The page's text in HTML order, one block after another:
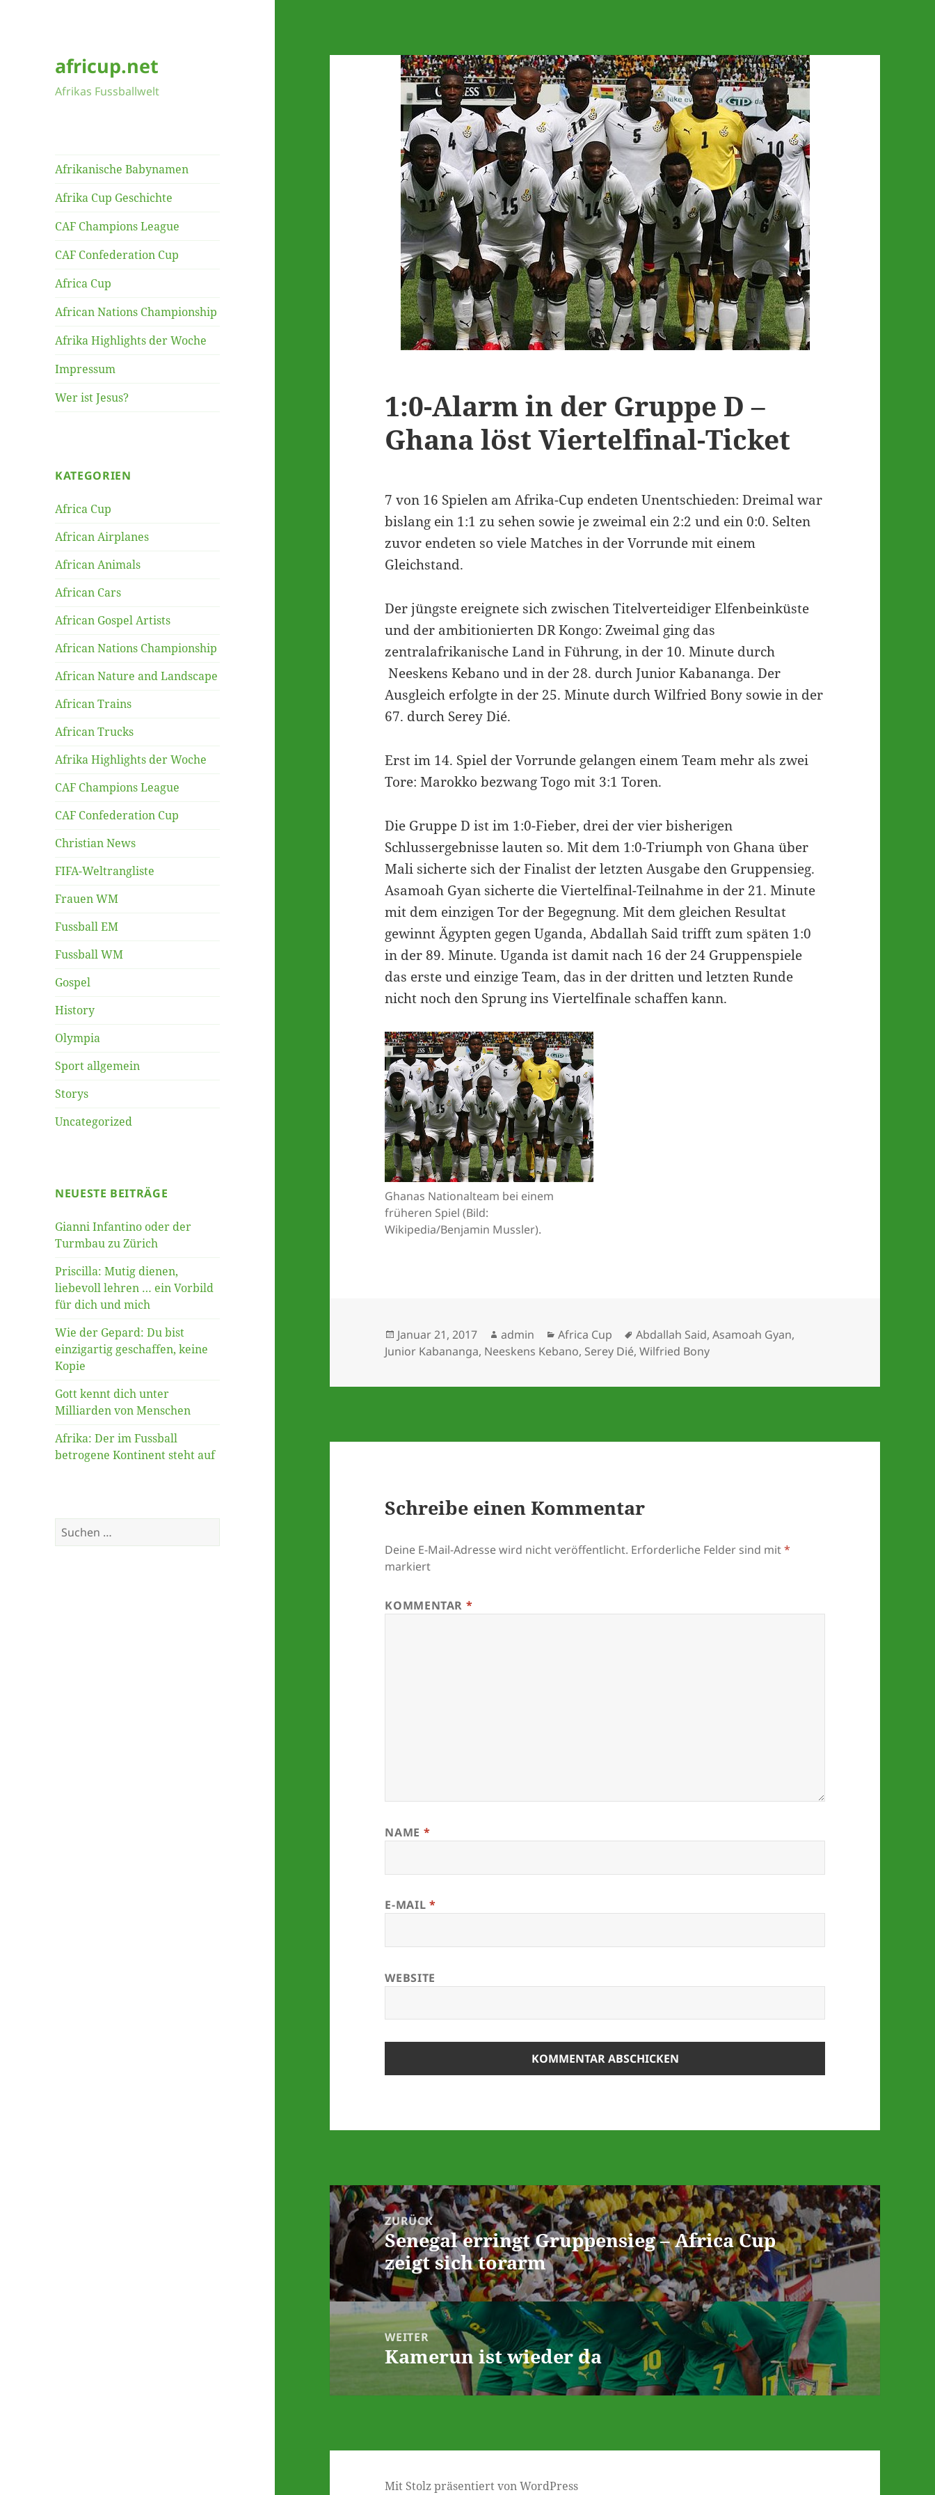
africup.net
Afrikas Fussballwelt
Afrikanische Babynamen
Afrika Cup Geschichte
CAF Champions League
CAF Confederation Cup
Africa Cup
African Nations Championship
Afrika Highlights der Woche
Impressum
Wer ist Jesus?
KATEGORIEN
Africa Cup
African Airplanes
African Animals
African Cars
African Gospel Artists
African Nations Championship
African Nature and Landscape
African Trains
African Trucks
Afrika Highlights der Woche
CAF Champions League
CAF Confederation Cup
Christian News
FIFA-Weltrangliste
Frauen WM
Fussball EM
Fussball WM
Gospel
History
Olympia
Sport allgemein
Storys
Uncategorized
NEUESTE BEITRÄGE
Gianni Infantino oder der
Turmbau zu Zürich
Priscilla: Mutig dienen,
liebevoll lehren … ein Vorbild
für dich und mich
Wie der Gepard: Du bist
einzigartig geschaffen, keine
Kopie
Gott kennt dich unter
Milliarden von Menschen
Afrika: Der im Fussball
betrogene Kontinent steht auf
Suche
nach:
1:0-Alarm in der Gruppe D –
Ghana löst Viertelfinal-Ticket
7 von 16 Spielen am Afrika-Cup endeten Unentschieden: Dreimal war
bislang ein 1:1 zu sehen sowie je zweimal ein 2:2 und ein 0:0. Selten
zuvor endeten so viele Matches in der Vorrunde mit einem
Gleichstand.
Der jüngste ereignete sich zwischen Titelverteidiger Elfenbeinküste
und der ambitionierten DR Kongo: Zweimal ging das
zentralafrikanische Land in Führung, in der 10. Minute durch
Neeskens Kebano und in der 28. durch Junior Kabananga. Der
Ausgleich erfolgte in der 25. Minute durch Wilfried Bony sowie in der
67. durch Serey Dié.
Erst im 14. Spiel der Vorrunde gelangen einem Team mehr als zwei
Tore: Marokko bezwang Togo mit 3:1 Toren.
Die Gruppe D ist im 1:0-Fieber, drei der vier bisherigen
Schlussergebnisse lauten so. Mit dem 1:0-Triumph von Ghana über
Mali sicherte sich der Finalist der letzten Ausgabe den Gruppensieg.
Asamoah Gyan sicherte die Viertelfinal-Teilnahme in der 21. Minute
mit dem einzigen Tor der Begegnung. Mit dem gleichen Resultat
gewinnt Ägypten gegen Uganda, Abdallah Said trifft zum späten 1:0
in der 89. Minute. Uganda ist damit nach 16 der 24 Gruppenspiele
das erste und einzige Team, das in der dritten und letzten Runde
nicht noch den Sprung ins Viertelfinale schaffen kann.
Ghanas Nationalteam bei einem
früheren Spiel (Bild:
Wikipedia/Benjamin Mussler).
Veröffentlicht
am
Januar 21, 2017 Autor
admin Kategorien
Africa Cup Schlagwörter
Abdallah Said,Asamoah Gyan,
Junior Kabananga, Neeskens Kebano, Serey Dié,Wilfried Bony
Schreibe einen Kommentar
Deine E-Mail-Adresse wird nicht veröffentlicht. Erforderliche Felder sind mit*
markiert
KOMMENTAR *
NAME *
E-MAIL *
WEBSITE
Beitrags-
NavigationZURÜCK
Vorheriger
Beitrag:
Senegal erringt Gruppensieg – Africa Cup
zeigt sich torarm
WEITER
Nächster
Kamerun ist wieder da
Mit Stolz präsentiert von WordPress